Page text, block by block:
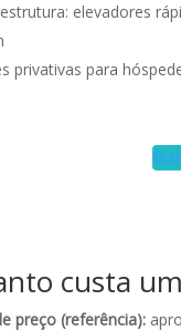
elevadores
privativas para
custa
preço (referência):